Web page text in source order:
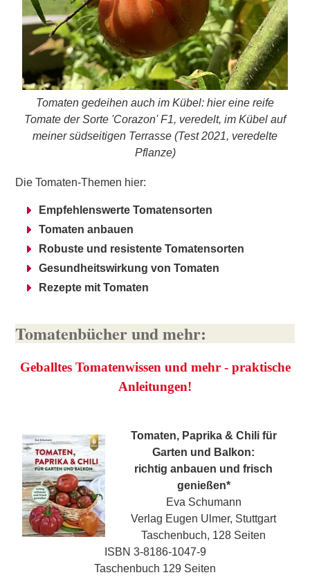
Tomaten gedeihen auch im Kübel: hier eine reife
Tomate der Sorte 'Corazon' F1, veredelt, im Kübel auf
meiner südseitigen Terrasse (Test 2021, veredelte
Pflanze)
Die Tomaten-Themen hier:
Empfehlenswerte Tomatensorten
Tomaten anbauen
Robuste und resistente Tomatensorten
Gesundheitswirkung von Tomaten
Rezepte mit Tomaten
Tomatenbücher und mehr:
Geballtes Tomatenwissen und mehr - praktische
Anleitungen!
Tomaten, Paprika & Chili für
Garten und Balkon:
richtig anbauen und frisch
genießen*
Eva Schumann
Verlag Eugen Ulmer, Stuttgart
Taschenbuch, 128 Seiten
ISBN 3-8186-1047-9
Taschenbuch 129 Seiten